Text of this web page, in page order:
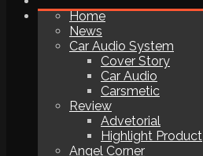
Home
News
Car Audio System
Cover Story
Car Audio
Carsmetic
Review
Advetorial
Highlight Product
Angel Corner